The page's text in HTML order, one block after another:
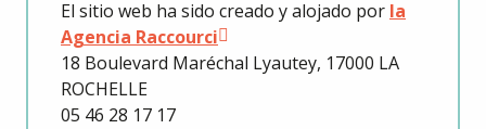
El sitio web ha sido creado y alojado por la
Agencia Raccourci
18 Boulevard Maréchal Lyautey, 17000 LA
ROCHELLE
05 46 28 17 17